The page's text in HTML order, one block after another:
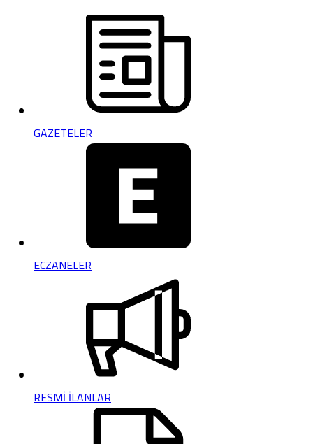
GAZETELER
ECZANELER
RESMİ İLANLAR